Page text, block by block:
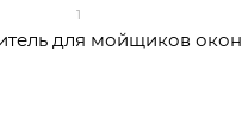
1
для мойщиков окон